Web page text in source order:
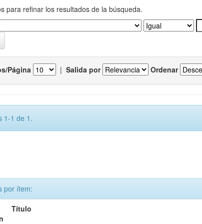
para refinar los resultados de la búsqueda.
Página | Salida por Ordenar
1-1 de 1.
por ítem:
Título